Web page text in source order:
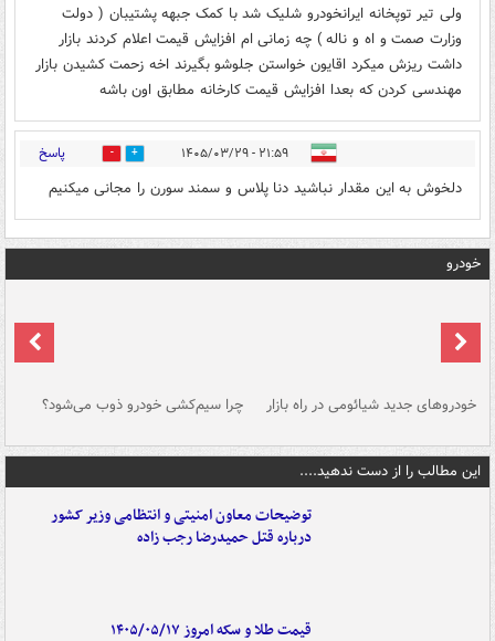
ولی تیر توپخانه ایرانخودرو شلیک شد با کمک جبهه پشتیبان ( دولت
وزارت صمت و اه و ناله ) چه زمانی ام افزایش قیمت اعلام کردند بازار
داشت ریزش میکرد اقایون خواستن جلوشو بگیرند اخه زحمت کشیدن بازار
مهندسی کردن که بعدا افزایش قیمت کارخانه مطابق اون باشه
۲۱:۵۹ - ۱۴۰۵/۰۳/۲۹ 0 پاسخ
دلخوش به این مقدار نباشید دنا پلاس و سمند سورن را مجانی میکنیم
خودرو
خودروهای جدید شیائومی در راه بازار چرا سیم‌کشی خودرو ذوب می‌شود؟
این مطالب را از دست ندهید....
توضیحات معاون امنیتی و انتظامی وزیر کشور
درباره قتل حمیدرضا رجب زاده
قیمت طلا و سکه امروز ۱۴۰۵/۰۵/۱۷